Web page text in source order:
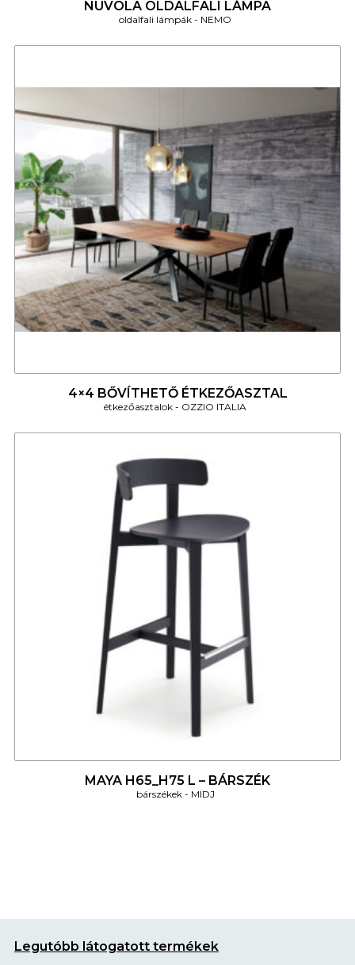
NUVOLA OLDALFALI LÁMPA
oldalfali lámpák NEMO
4×4 BŐVÍTHETŐ ÉTKEZŐASZTAL
étkezőasztalok OZZIO ITALIA
MAYA H65_H75 L – BÁRSZÉK
bárszékek MIDJ
Legutóbb látogatott termékek